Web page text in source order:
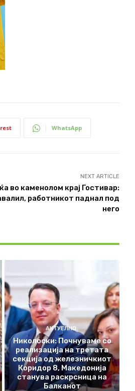
WhatsApp
NEXT ARTICLE
во каменолом крај Гостивар:
работникот паднал под
него
АКТУЕЛНО
Николоски: Почнуваме со
реализација на третата
секција од железничкиот
Коридор 8, Македонија
станува раскрсница на
Балканот